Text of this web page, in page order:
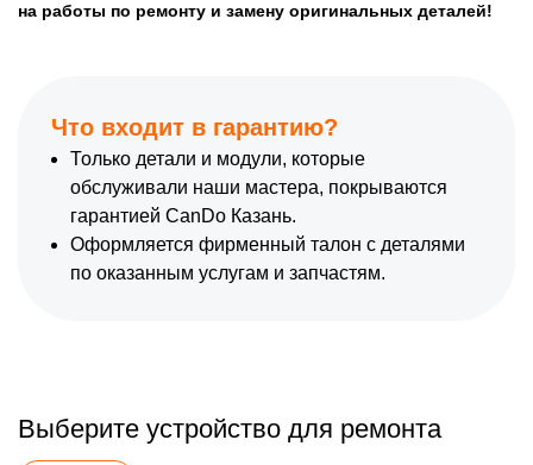
на работы по ремонту и замену оригинальных деталей!
Что входит в гарантию?
Только детали и модули, которые
обслуживали наши мастера, покрываются
гарантией CanDo Казань.
Оформляется фирменный талон с деталями
по оказанным услугам и запчастям.
Выберите устройство для ремонта